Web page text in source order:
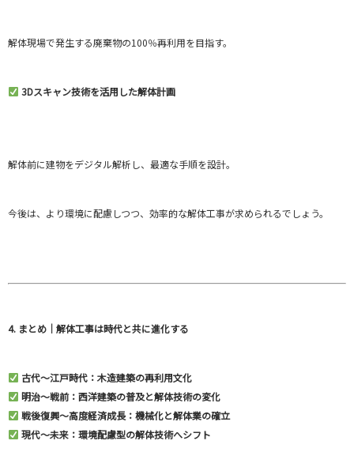
解体現場で発生する廃棄物の100％再利用を目指す。
3Dスキャン技術を活用した解体計画
解体前に建物をデジタル解析し、最適な手順を設計。
今後は、より環境に配慮しつつ、効率的な解体工事が求められるでしょう。
4. まとめ｜解体工事は時代と共に進化する
古代〜江戸時代：木造建築の再利用文化
明治〜戦前：西洋建築の普及と解体技術の変化
戦後復興〜高度経済成長：機械化と解体業の確立
現代〜未来：環境配慮型の解体技術へシフト